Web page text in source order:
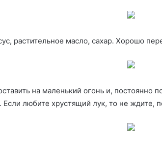
растительное масло, сахар. Хорошо
на маленький огонь и, постоянно
Если любите хрустящий лук, то не ждите,